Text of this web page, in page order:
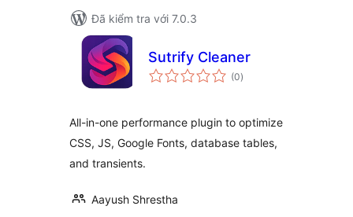
Đã kiểm tra với 7.0.3
Sutrify Cleaner
(0tổng
đánh
)
All-in-one performance plugin to optimize
CSS, JS, Google Fonts, database tables,
and transients.
Aayush Shrestha